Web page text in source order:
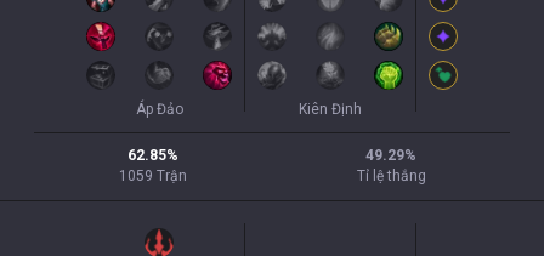
Áp Đảo Kiên Định
62.85%
1059 Trận
49.29%
Tỉ lệ thắng